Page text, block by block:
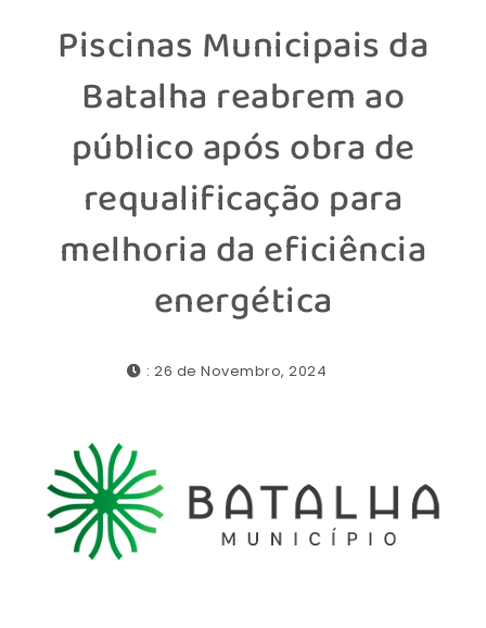
Piscinas Municipais da
Batalha reabrem ao
público após obra de
requalificação para
melhoria da eficiência
energética
: 26 de Novembro, 2024